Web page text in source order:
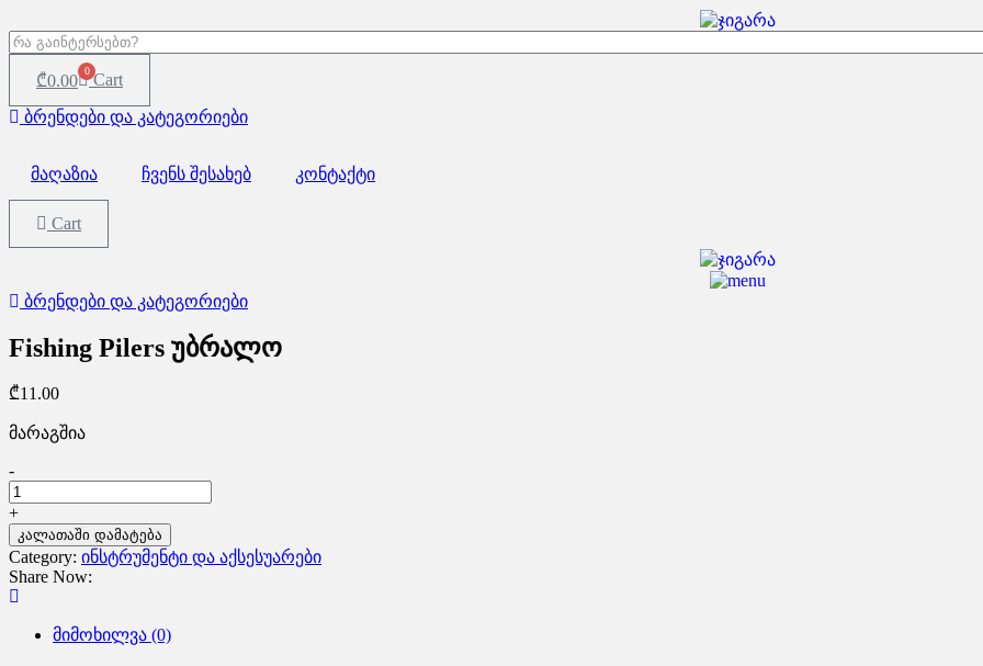
₾0.00
0 Cart
ბრენდები და კატეგორიები
მაღაზია ჩვენს შესახებ კონტაქტი
Cart
ბრენდები და კატეგორიები
Fishing Pilers უბრალო
₾11.00
მარაგშია
Fishing
Pilers
უბრალო
quantity
-
+
კალათაში დამატება
Category: ინსტრუმენტი და აქსესუარები
Share Now:
მიმოხილვა (0)